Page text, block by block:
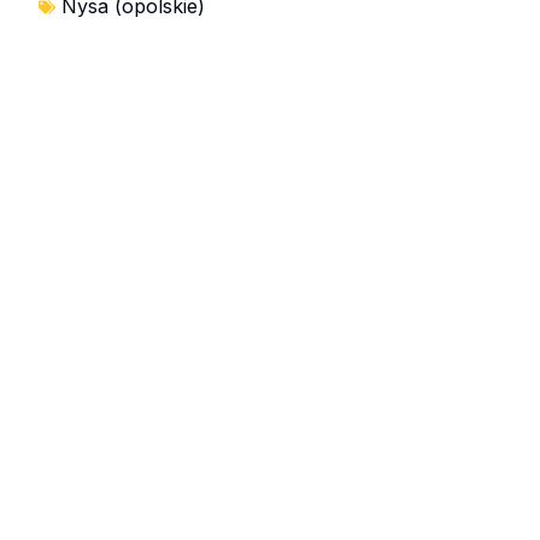
Nysa (opolskie)